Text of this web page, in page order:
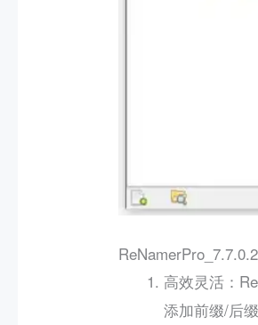
高效灵活 ：
添加前缀/后